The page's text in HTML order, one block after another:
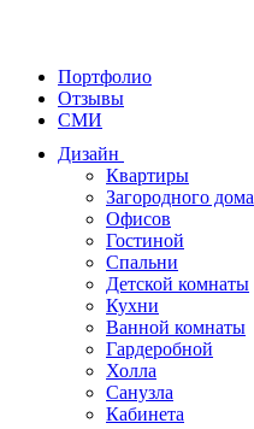
Портфолио
Отзывы
СМИ
Дизайн
Квартиры
Загородного дома
Офисов
Гостиной
Спальни
Детской комнаты
Кухни
Ванной комнаты
Гардеробной
Холла
Санузла
Кабинета